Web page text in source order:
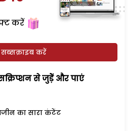
करें
सब्सक्राइब करें
से जुड़ेें और पाएं
का सारा कंटेंट